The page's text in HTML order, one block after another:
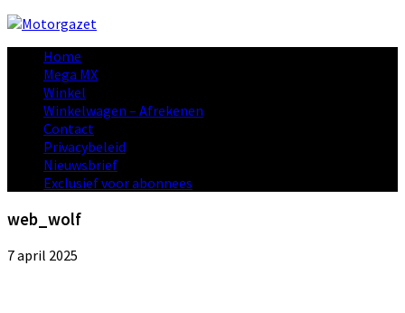
Home
Mega MX
Winkel
Winkelwagen – Afrekenen
Contact
Privacybeleid
Nieuwsbrief
Exclusief voor abonnees
web_wolf
7 april 2025